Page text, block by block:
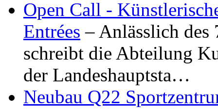
Open Call -
Entrées – Anlässlich
schreibt die Abteilung
der Landeshauptsta…
Neubau Q22